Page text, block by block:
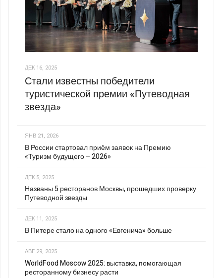
ДЕК 16, 2025
Стали известны победители
туристической премии «Путеводная
звезда»
ЯНВ 21, 2026
В России стартовал приём заявок на Премию
«Туризм будущего – 2026»
ДЕК 5, 2025
Названы 5 ресторанов Москвы, прошедших проверку
Путеводной звезды
ДЕК 11, 2025
В Питере стало на одного «Евгенича» больше
АВГ 29, 2025
WorldFood Moscow 2025: выставка, помогающая
ресторанному бизнесу расти